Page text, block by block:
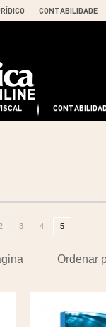
CONTABILIDADE
3 4 5
Ordenar